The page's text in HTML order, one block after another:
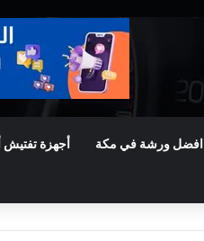
افضل ورشة في مكة أجهزة تفتيش